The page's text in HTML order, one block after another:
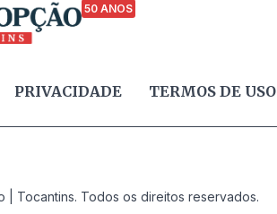
50 ANOS
PRIVACIDADE TERMOS DE USO
| Tocantins. Todos os direitos reservados.